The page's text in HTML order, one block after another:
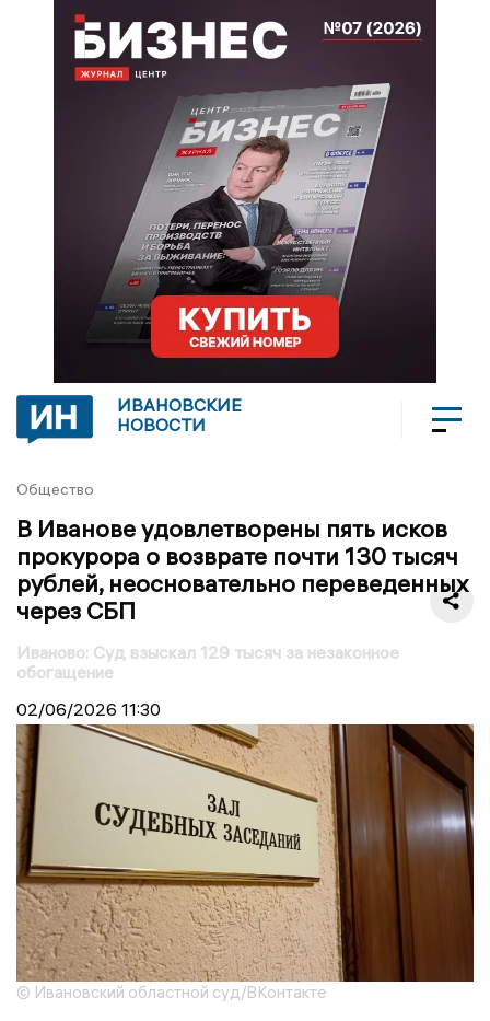
ИВАНОВСКИЕ
НОВОСТИ
Общество
В Иванове удовлетворены пять исков
прокурора о возврате почти 130 тысяч
рублей, неосновательно переведенных
через СБП
Иваново: Суд взыскал 129 тысяч за незаконное
обогащение
02/06/2026 11:30
© Ивановский областной суд/ВКонтакте